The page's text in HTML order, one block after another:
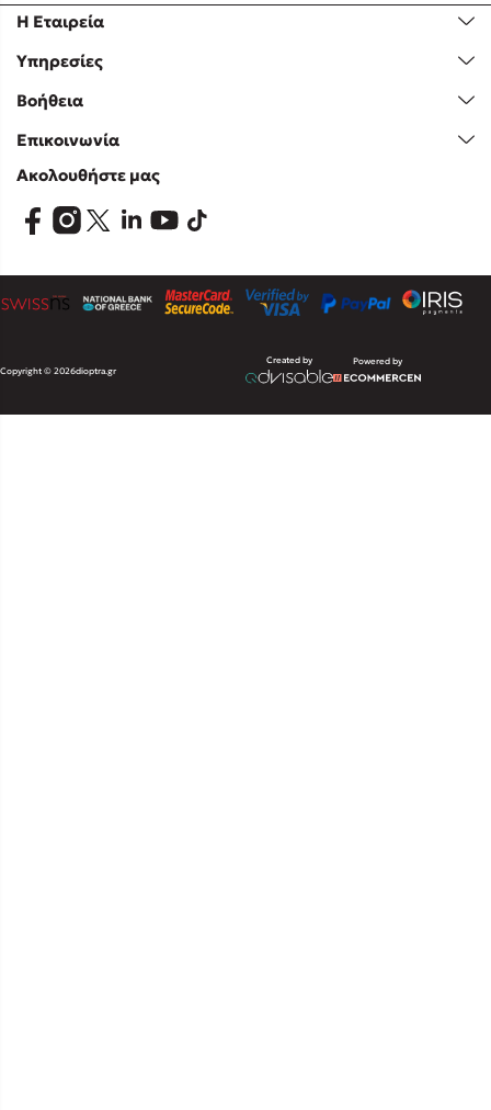
Η Εταιρεία
Υπηρεσίες
Βοήθεια
Επικοινωνία
Ακολουθήστε μας
Copyright © 2026dioptra.gr
Created by Powered by